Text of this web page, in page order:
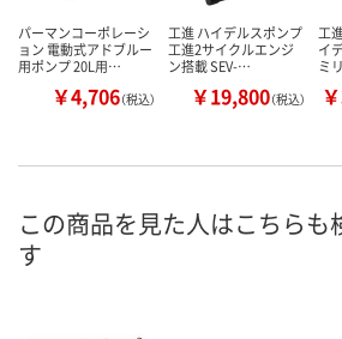
パーマンコーポレーシ
ョン 電動式アドブルー
用ポンプ 20L用…
￥4,706（税込）
工進 ハイデルスポンプ
工進2サイクルエンジ
ン搭載 SEV-…
￥19,800（税込）
工
イ
ミ
この商品を見た人はこちらも
す